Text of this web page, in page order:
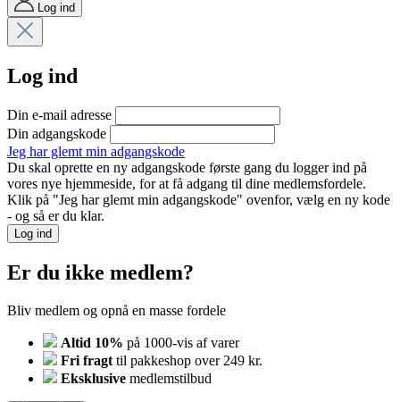
Log ind
Log ind
Din e-mail adresse
Din adgangskode
Jeg har glemt min adgangskode
Du skal oprette en ny adgangskode første gang du logger ind på
vores nye hjemmeside, for at få adgang til dine medlemsfordele.
Klik på "Jeg har glemt min adgangskode" ovenfor, vælg en ny kode
- og så er du klar.
Log ind
Er du ikke medlem?
Bliv medlem og opnå en masse fordele
Altid 10% på 1000-vis af varer
Fri fragt til pakkeshop over 249 kr.
Eksklusive medlemstilbud